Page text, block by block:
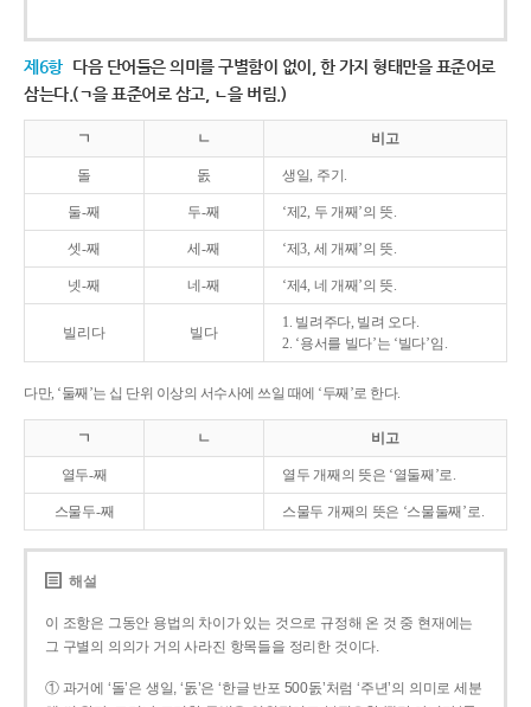
제6항 다음 단어들은 의미를 구별함이 없이, 한 가지 형태만을 표준어로
삼는다.(ㄱ을 표준어로 삼고, ㄴ을 버림.)
ㄱ ㄴ 비고
돌 돐 생일, 주기.
둘-째 두-째 ‘제2, 두 개째’의 뜻.
셋-째 세-째 ‘제3, 세 개째’의 뜻.
넷-째 네-째 ‘제4, 네 개째’의 뜻.
빌리다 빌다
1. 빌려주다, 빌려 오다.
2. ‘용서를 빌다’는 ‘빌다’임.
다만, ‘둘째’는 십 단위 이상의 서수사에 쓰일 때에 ‘두째’로 한다.
ㄱ ㄴ 비고
열두-째 열두 개째의 뜻은 ‘열둘째’로.
스물두-째 스물두 개째의 뜻은 ‘스물둘째’로.
해설
이 조항은 그동안 용법의 차이가 있는 것으로 규정해 온 것 중 현재에는
그 구별의 의의가 거의 사라진 항목들을 정리한 것이다.
① 과거에 ‘돌’은 생일, ‘돐’은 ‘한글 반포 500돐’처럼 ‘주년’의 의미로 세분